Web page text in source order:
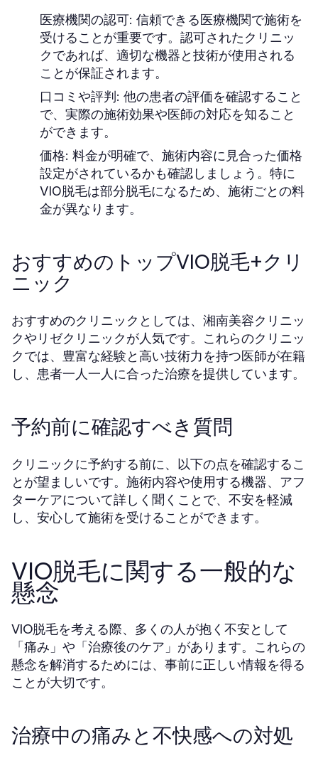
医療機関の認可: 信頼できる医療機関で施術を
受けることが重要です。認可されたクリニッ
クであれば、適切な機器と技術が使用される
ことが保証されます。
口コミや評判: 他の患者の評価を確認すること
で、実際の施術効果や医師の対応を知ること
ができます。
価格: 料金が明確で、施術内容に見合った価格
設定がされているかも確認しましょう。特に
VIO脱毛は部分脱毛になるため、施術ごとの料
金が異なります。
おすすめのトップVIO脱毛+クリ
ニック
おすすめのクリニックとしては、湘南美容クリニッ
クやリゼクリニックが人気です。これらのクリニッ
クでは、豊富な経験と高い技術力を持つ医師が在籍
し、患者一人一人に合った治療を提供しています。
予約前に確認すべき質問
クリニックに予約する前に、以下の点を確認するこ
とが望ましいです。施術内容や使用する機器、アフ
ターケアについて詳しく聞くことで、不安を軽減
し、安心して施術を受けることができます。
VIO脱毛に関する一般的な
懸念
VIO脱毛を考える際、多くの人が抱く不安として
「痛み」や「治療後のケア」があります。これらの
懸念を解消するためには、事前に正しい情報を得る
ことが大切です。
治療中の痛みと不快感への対処